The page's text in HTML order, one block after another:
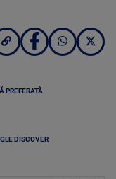
PREFERATĂ
DISCOVER